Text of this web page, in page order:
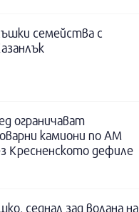
семейства с
ограничават
камиони по АМ
Кресненското дефиле
седнал зад волана на